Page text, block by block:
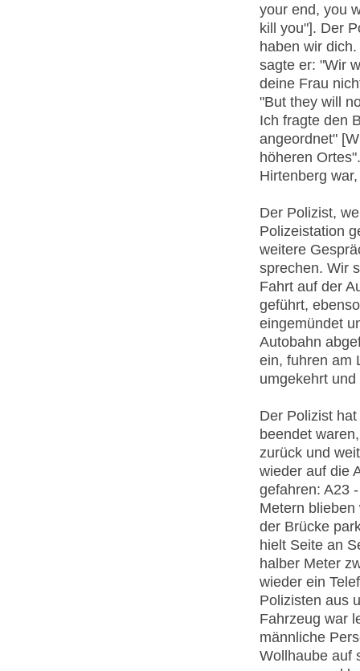
your end, you
kill you"]. Der
haben wir
sagte er: "Wir
deine Frau
"But they will
Ich fragte den
angeordnet"
höheren
Hirtenberg
Der Polizist,
Polizeistation
weitere
sprechen. Wir
Fahrt auf der
geführt,
eingemündet
Autobahn
ein, fuhren am
umgekehrt
Der Polizist
beendet
zurück und
wieder auf die
gefahren: A23
Metern
der Brücke
hielt Seite an
halber Meter
wieder ein
Polizisten aus
Fahrzeug war
männliche
Wollhaube auf